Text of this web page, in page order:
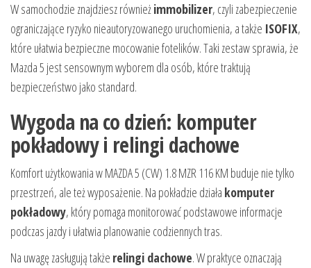
W samochodzie znajdziesz równieżimmobilizer, czyli zabezpieczenie
ograniczające ryzyko nieautoryzowanego uruchomienia, a także ISOFIX,
które ułatwia bezpieczne mocowanie fotelików. Taki zestaw sprawia, że
Mazda 5 jest sensownym wyborem dla osób, które traktują
bezpieczeństwo jako standard.
Wygoda na co dzień: komputer
pokładowy i relingi dachowe
Komfort użytkowania w MAZDA 5 (CW) 1.8 MZR 116 KM buduje nie tylko
przestrzeń, ale też wyposażenie. Na pokładzie działa komputer
pokładowy, który pomaga monitorować podstawowe informacje
podczas jazdy i ułatwia planowanie codziennych tras.
Na uwagę zasługują także relingi dachowe. W praktyce oznaczają